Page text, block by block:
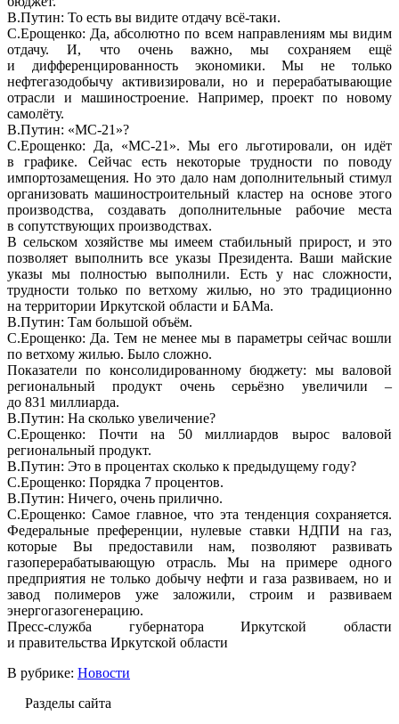
В.Путин: То есть вы видите отдачу всё-таки.
С.Ерощенко: Да, абсолютно по всем направлениям мы видим
отдачу. И, что очень важно, мы сохраняем ещё
и дифференцированность экономики. Мы не только
нефтегазодобычу активизировали, но и перерабатывающие
отрасли и машиностроение. Например, проект по новому
самолёту.
В.Путин: «МС-21»?
С.Ерощенко: Да, «МС-21». Мы его льготировали, он идёт
в графике. Сейчас есть некоторые трудности по поводу
импортозамещения. Но это дало нам дополнительный стимул
организовать машиностроительный кластер на основе этого
производства, создавать дополнительные рабочие места
в сопутствующих производствах.
В сельском хозяйстве мы имеем стабильный прирост, и это
позволяет выполнить все указы Президента. Ваши майские
указы мы полностью выполнили. Есть у нас сложности,
трудности только по ветхому жилью, но это традиционно
на территории Иркутской области и БАМа.
В.Путин: Там большой объём.
С.Ерощенко: Да. Тем не менее мы в параметры сейчас вошли
по ветхому жилью. Было сложно.
Показатели по консолидированному бюджету: мы валовой
региональный продукт очень серьёзно увеличили –
до 831 миллиарда.
В.Путин: На сколько увеличение?
С.Ерощенко: Почти на 50 миллиардов вырос валовой
региональный продукт.
В.Путин: Это в процентах сколько к предыдущему году?
С.Ерощенко: Порядка 7 процентов.
В.Путин: Ничего, очень прилично.
С.Ерощенко: Самое главное, что эта тенденция сохраняется.
Федеральные преференции, нулевые ставки НДПИ на газ,
которые Вы предоставили нам, позволяют развивать
газоперерабатывающую отрасль. Мы на примере одного
предприятия не только добычу нефти и газа развиваем, но и
завод полимеров уже заложили, строим и развиваем
энергогазогенерацию.
Пресс-служба губернатора Иркутской области
и правительства Иркутской области
В рубрике: Новости
Разделы сайта